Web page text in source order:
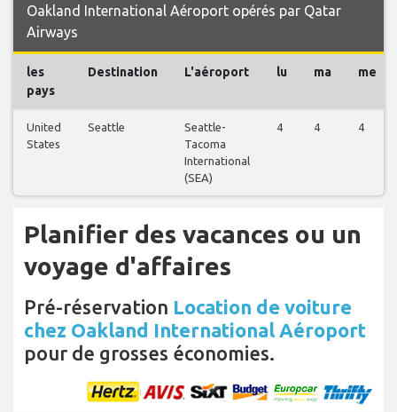
Oakland International Aéroport opérés par Qatar
Airways
les
pays
Destination L'aéroport lu ma me
United
States
Seattle
Seattle-
Tacoma
International
(SEA)
4 4 4
Planifier des vacances ou un
voyage d'affaires
Pré-réservation Location de voiture
chez Oakland International Aéroport
pour de grosses économies.